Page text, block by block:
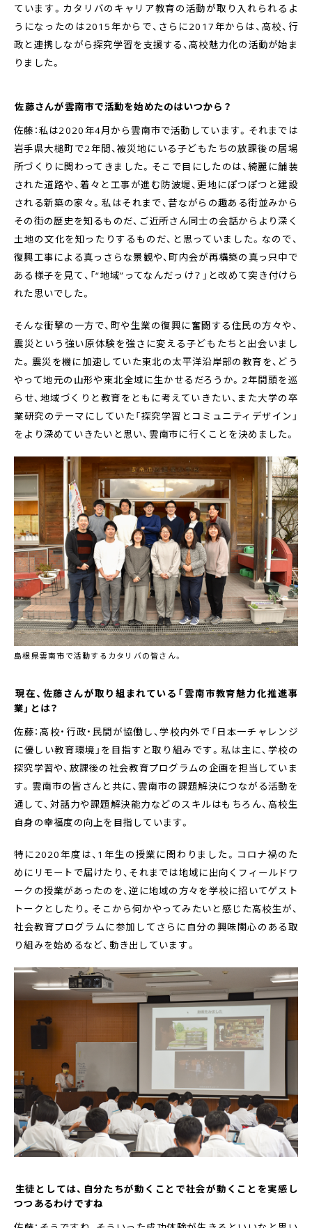
ています。カタリバのキャリア教育の活動が取り入れられるよ
うになったのは2015年からで、さらに2017年からは、高校、行
政と連携しながら探究学習を支援する、高校魅力化の活動が始ま
りました。
――佐藤さんが雲南市で活動を始めたのはいつから？
佐藤：私は2020年4月から雲南市で活動しています。それまでは
岩手県大槌町で2年間、被災地にいる子どもたちの放課後の居場
所づくりに関わってきました。そこで目にしたのは、綺麗に舗装
された道路や、着々と工事が進む防波堤、更地にぽつぽつと建設
される新築の家々。私はそれまで、昔ながらの趣ある街並みから
その街の歴史を知るものだ、ご近所さん同士の会話からより深く
土地の文化を知ったりするものだ、と思っていました。なので、
復興工事による真っさらな景観や、町内会が再構築の真っ只中で
ある様子を見て、「“地域”ってなんだっけ？」と改めて突き付けら
れた思いでした。
そんな衝撃の一方で、町や生業の復興に奮闘する住民の方々や、
震災という強い原体験を強さに変える子どもたちと出会いまし
た。震災を機に加速していた東北の太平洋沿岸部の教育を、どう
やって地元の山形や東北全域に生かせるだろうか。2年間頭を巡
らせ、地域づくりと教育をともに考えていきたい、また大学の卒
業研究のテーマにしていた「探究学習とコミュニティデザイン」
をより深めていきたいと思い、雲南市に行くことを決めました。
島根県雲南市で活動するカタリバの皆さん。
――現在、佐藤さんが取り組まれている「雲南市教育魅力化推進事
業」とは？
佐藤：高校・行政・民間が協働し、学校内外で「日本一チャレンジ
に優しい教育環境」を目指すと取り組みです。私は主に、学校の
探究学習や、放課後の社会教育プログラムの企画を担当していま
す。雲南市の皆さんと共に、雲南市の課題解決につながる活動を
通して、対話力や課題解決能力などのスキルはもちろん、高校生
自身の幸福度の向上を目指しています。
特に2020年度は、1年生の授業に関わりました。コロナ禍のた
めにリモートで届けたり、それまでは地域に出向くフィールドワ
ークの授業があったのを、逆に地域の方々を学校に招いてゲスト
トークとしたり。そこから何かやってみたいと感じた高校生が、
社会教育プログラムに参加してさらに自分の興味関心のある取
り組みを始めるなど、動き出しています。
――生徒としては、自分たちが動くことで社会が動くことを実感し
つつあるわけですね